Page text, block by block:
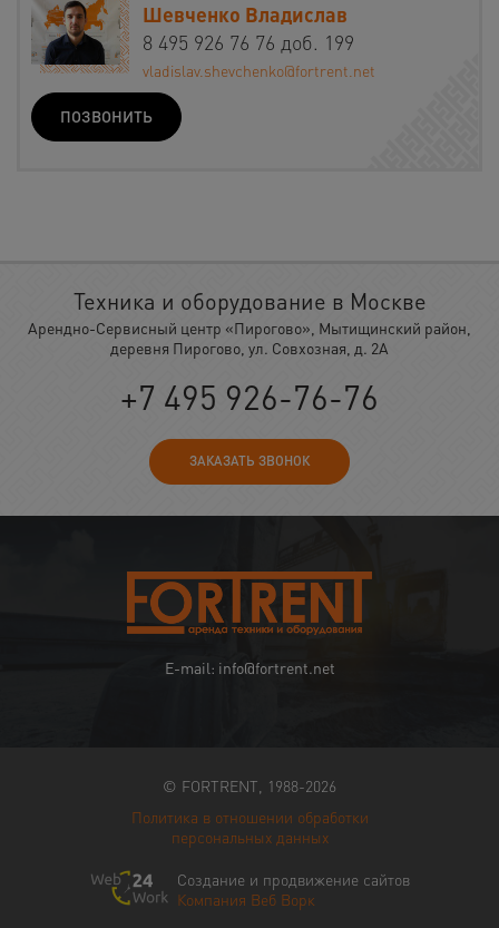
Шевченко Владислав
8 495 926 76 76 доб. 199
vladislav.shevchenko@fortrent.net
ПОЗВОНИТЬ
Техника и оборудование в Москве
Арендно-Сервисный центр «Пирогово», Мытищинский район,
деревня Пирогово, ул. Совхозная, д. 2А
+7 495 926-76-76
ЗАКАЗАТЬ ЗВОНОК
E-mail: info@fortrent.net
© FORTRENT, 1988-2026
Политика в отношении обработки
персональных данных
Создание и продвижение сайтов
Компания Веб Ворк